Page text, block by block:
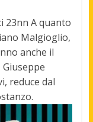
23nn A quanto
Malgioglio,
anche il
, reduce dal